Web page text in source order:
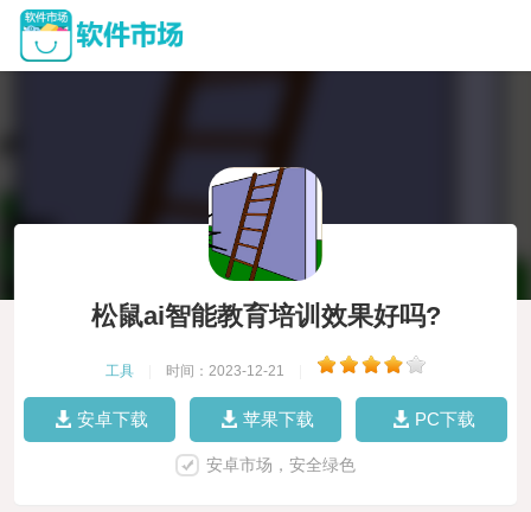
松鼠ai智能教育培训效果好吗?
工具 时间：2023-12-21
安卓下载 苹果下载 PC下载
安卓市场，安全绿色